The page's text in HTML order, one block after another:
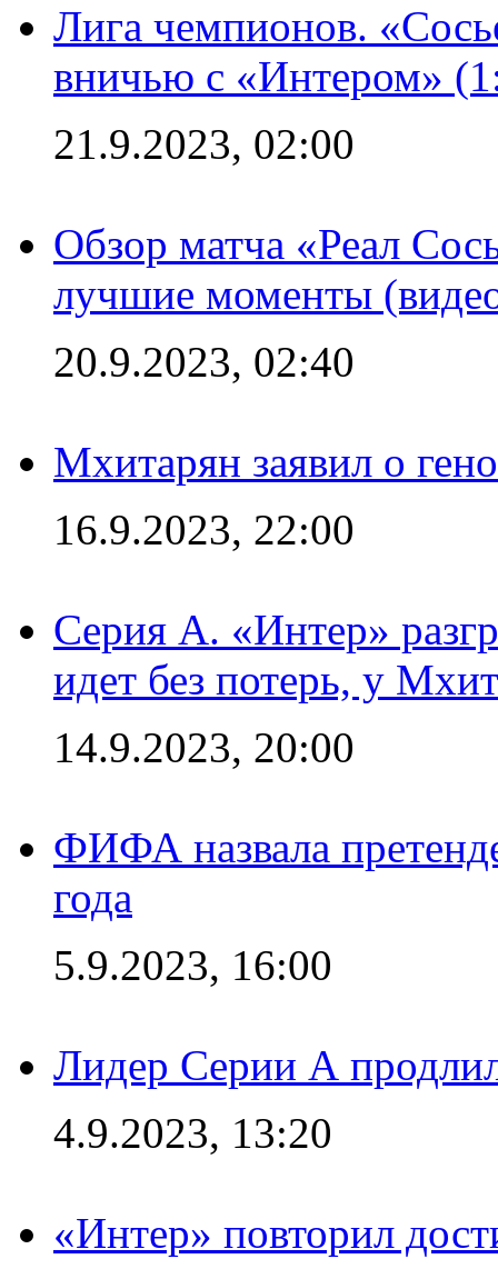
Лига чемпионов.
вничью с «Интером»
21.9.2023, 02:00
Обзор матча «Реал
лучшие моменты
20.9.2023, 02:40
Мхитарян заявил о
16.9.2023, 22:00
Серия А. «Интер»
идет без потерь, у
14.9.2023, 20:00
ФИФА назвала
года
5.9.2023, 16:00
Лидер Серии А
4.9.2023, 13:20
«Интер» повторил